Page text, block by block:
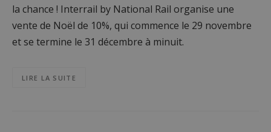
la chance ! Interrail by National Rail organise une
vente de Noël de 10%, qui commence le 29 novembre
et se termine le 31 décembre à minuit.
LIRE LA SUITE